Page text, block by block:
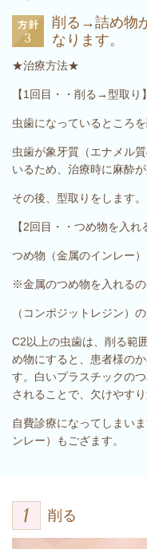
削る→詰め物
なります。
★治療方法★
【1回目・・削る→型取り】
虫歯になっているところ
虫歯が象牙質（エナメル
いるため、治療時に麻酔
その後、型取りをします。
【2回目・・つめ物を入れ
つめ物（金属のインレー
※金属のつめ物を入れる
（コンポジットレジン）
C2以上の虫歯は、削る範
め物にすると、 患者様の
す。 白いプラスチックの
されることで、欠けやす
自費診療になってしまい
ンレー）もござます。
削る